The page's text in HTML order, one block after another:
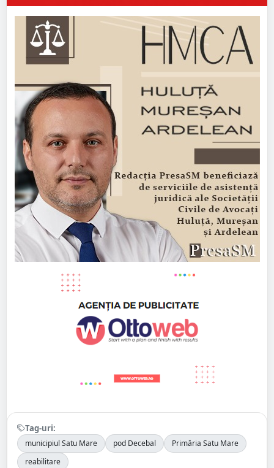
Tag-uri:
municipiul Satu Mare pod Decebal
Primăria Satu Mare
reabilitare